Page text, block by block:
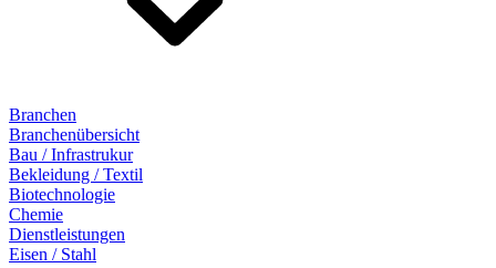
Branchen
Branchenübersicht
Bau / Infrastrukur
Bekleidung / Textil
Biotechnologie
Chemie
Dienstleistungen
Eisen / Stahl